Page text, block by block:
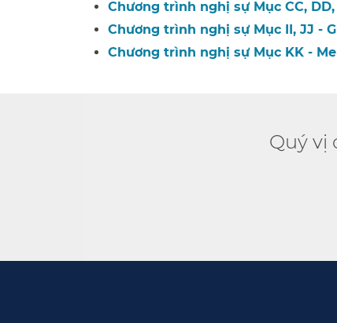
Chương trình nghị sự Mục CC, DD,
Chương trình nghị sự Mục II, JJ -
Chương trình nghị sự Mục KK -
Quý vị